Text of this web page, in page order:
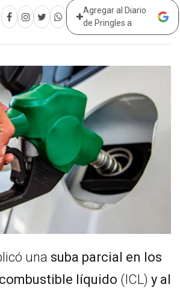
Agregar al Diario
de Pringles a
una suba parcial en los
líquido (ICL) y al